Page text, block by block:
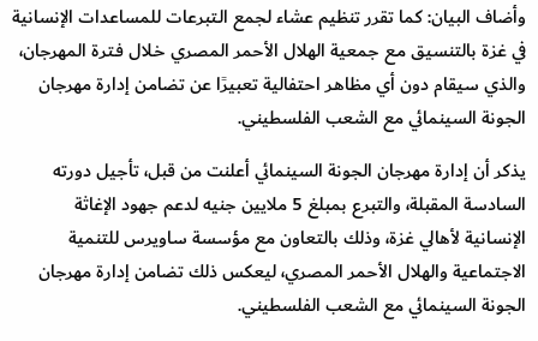
وأضاف البيان: كما تقرر تنظيم عشاء لجمع الـتبرعات للمساعدات الإنسانية
في غزة بالتنسيق مـع جمعية الهلال الأحمر المصري خـلال فـترة المهرجان،
والذي سيقام دون أي مظاهـر احتفالية تعبيرًا عن تضامـن إدارة مهرجان
الجونة السينمائي مع الشعب الفلسطيني.
يذكر أن إدارة مهرجان الجونة السينمائي أعلنت من قبل، تأجيل دورته
السادسة المقبلة، والتبرع بمبلغ 5 ملايين جنيه لدعم جهود الإغاثة
الإنسانية لأهالي غزة، وذلك بالتعاون مع مؤسسة ساويرس للتنمية
الاجتماعية والهلال الأحمر المصري، ليعكس ذلك تضامن إدارة مهرجان
الجونة السينمائي مع الشعب الفلسطيني.